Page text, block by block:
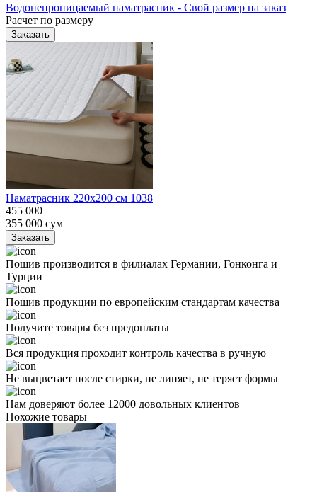
Водонепроницаемый наматрасник - Свой размер на заказ
Расчет по размеру
Заказать
Наматрасник 220х200 см 1038
455 000
355 000 сум
Заказать
Пошив производится в филиалах Германии, Гонконга и
Турции
Пошив продукции по европейским стандартам качества
Получите товары без предоплаты
Вся продукция проходит контроль качества в ручную
Не выцветает после стирки, не линяет, не теряет формы
Нам доверяют более 12000 довольных клиентов
Похожие товары